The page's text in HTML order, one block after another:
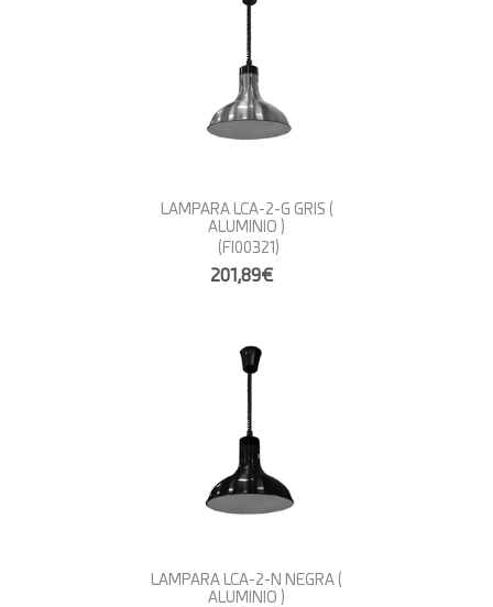
LAMPARA LCA-2-G GRIS (
ALUMINIO )
(FI00321)
201,89€
LAMPARA LCA-2-N NEGRA (
ALUMINIO )